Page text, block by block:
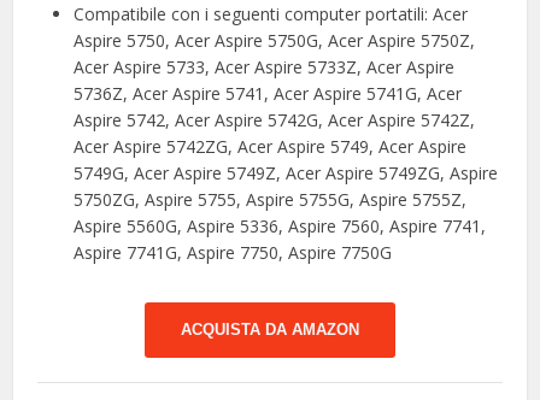
Compatibile con i seguenti computer portatili: Acer
Aspire 5750, Acer Aspire 5750G, Acer Aspire 5750Z,
Acer Aspire 5733, Acer Aspire 5733Z, Acer Aspire
5736Z, Acer Aspire 5741, Acer Aspire 5741G, Acer
Aspire 5742, Acer Aspire 5742G, Acer Aspire 5742Z,
Acer Aspire 5742ZG, Acer Aspire 5749, Acer Aspire
5749G, Acer Aspire 5749Z, Acer Aspire 5749ZG, Aspire
5750ZG, Aspire 5755, Aspire 5755G, Aspire 5755Z,
Aspire 5560G, Aspire 5336, Aspire 7560, Aspire 7741,
Aspire 7741G, Aspire 7750, Aspire 7750G
ACQUISTA DA AMAZON